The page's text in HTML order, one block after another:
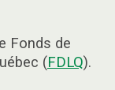
Fonds de
(FDLQ).